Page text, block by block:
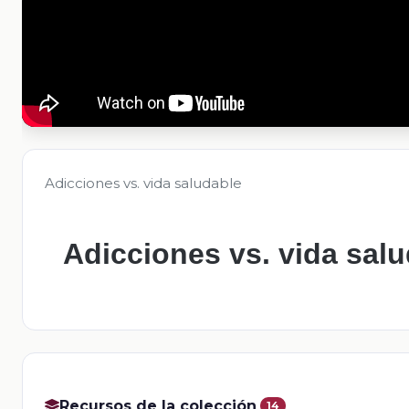
Adicciones vs. vida saludable
Adicciones vs. vida
14